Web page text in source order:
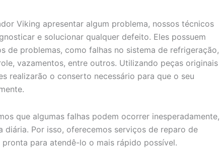
Viking apresentar algum problema, nossos técnicos
e solucionar qualquer defeito. Eles possuem
de problemas, como falhas no sistema de refrigeração,
vazamentos, entre outros. Utilizando peças originais
realizarão o conserto necessário para que o seu
que algumas falhas podem ocorrer inesperadamente,
diária. Por isso, oferecemos serviços de reparo de
para atendê-lo o mais rápido possível.